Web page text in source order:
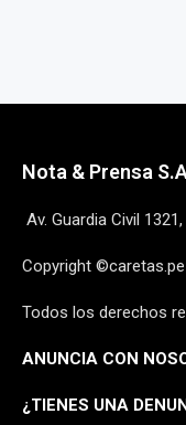
Nota & Prensa
Av. Guardia Civil
Copyright
Todos los derechos
ANUNCIA CON
¿TIENES UNA